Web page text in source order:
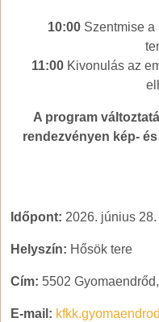
10:00Szentmise a
11:00Kivonulás az
A program
rendezvényen kép-
Időpont: 2026. június
Helyszín: Hősök tere
Cím: 5502
E-mail: